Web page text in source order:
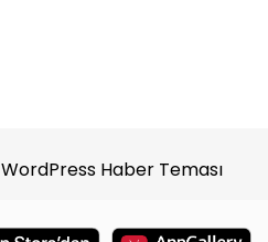
WordPress Haber Teması